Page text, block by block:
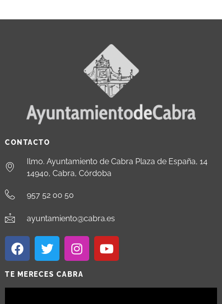
CONTACTO
Ilmo. Ayuntamiento de Cabra Plaza de España, 14
14940, Cabra, Córdoba
957 52 00 50
ayuntamiento@cabra.es
TE MERECES CABRA